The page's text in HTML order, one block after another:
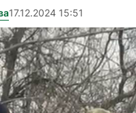
17.12.2024 15:51